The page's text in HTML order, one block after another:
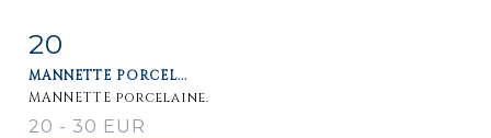
détaillée
20
MANNETTE PORCEL...
MANNETTE porcelaine.
20 - 30 EUR